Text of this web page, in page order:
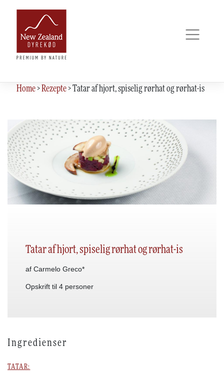
content
Home> Rezepte>Tatar af hjort, spiselig rørhat og rørhat-is
Tatar af hjort, spiselig rørhat og rørhat-is
af Carmelo Greco*
Opskrift til 4 personer
Ingredienser
TATAR: